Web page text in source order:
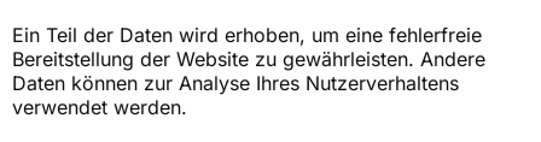
Ein Teil der Daten wird erhoben, um eine fehlerfreie
Bereitstellung der Website zu gewährleisten. Andere
Daten können zur Analyse Ihres Nutzerverhaltens
verwendet werden.